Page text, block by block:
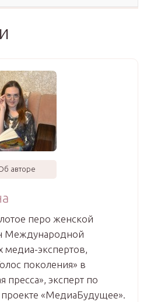
авторе
перо женской
Международной
медиа-экспертов,
поколения» в
эксперт по
«МедиаБудущее».